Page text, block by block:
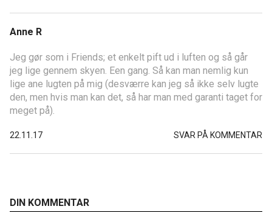
Anne R
Jeg gør som i Friends; et enkelt pift ud i luften og så går
jeg lige gennem skyen. Een gang. Så kan man nemlig kun
lige ane lugten på mig (desværre kan jeg så ikke selv lugte
den, men hvis man kan det, så har man med garanti taget for
meget på).
22.11.17 SVAR PÅ KOMMENTAR
DIN KOMMENTAR